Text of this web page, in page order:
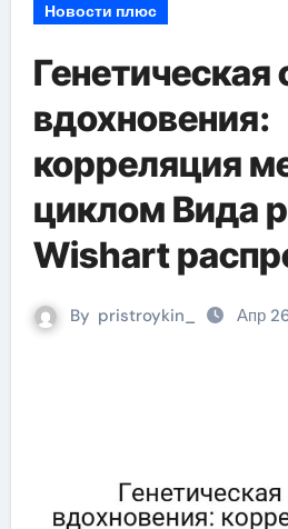
Новости плюс
Генетическая
вдохновения:
корреляция
циклом Вида
Wishart
By pristroykin_ Апр